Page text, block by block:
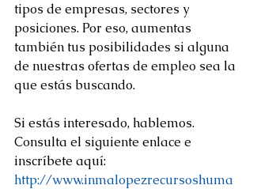
tipos de empresas, sectores y
posiciones. Por eso, aumentas
también tus posibilidades si alguna
de nuestras ofertas de empleo sea la
que estás buscando.
Si estás interesado, hablemos.
Consulta el siguiente enlace e
inscríbete aquí:
http://www.inmalopezrecursoshuma